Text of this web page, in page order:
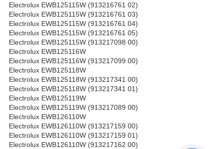
Electrolux EWB125115W (913216761 02)
Electrolux EWB125115W (913216761 03)
Electrolux EWB125115W (913216761 04)
Electrolux EWB125115W (913216761 05)
Electrolux EWB125115W (913217098 00)
Electrolux EWB125116W
Electrolux EWB125116W (913217099 00)
Electrolux EWB125118W
Electrolux EWB125118W (913217341 00)
Electrolux EWB125118W (913217341 01)
Electrolux EWB125119W
Electrolux EWB125119W (913217089 00)
Electrolux EWB126110W
Electrolux EWB126110W (913217159 00)
Electrolux EWB126110W (913217159 01)
Electrolux EWB126110W (913217162 00)